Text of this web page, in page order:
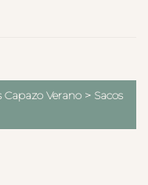
Capazo Verano > Sacos